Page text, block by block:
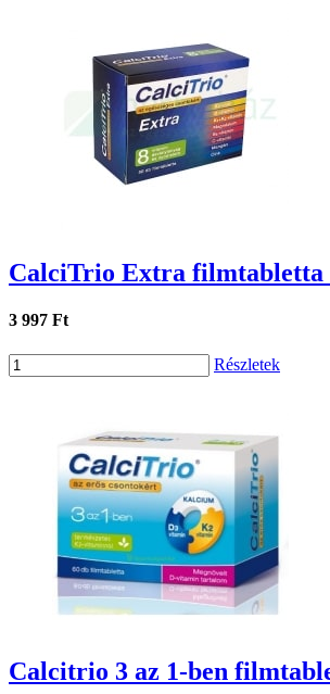
CalciTrio Extra filmtabletta
3 997 Ft
Részletek
Calcitrio 3 az 1-ben